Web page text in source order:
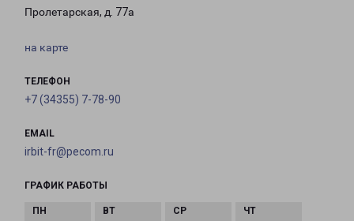
Пролетарская, д. 77а
на карте
ТЕЛЕФОН
+7 (34355) 7-78-90
EMAIL
irbit-fr@pecom.ru
ГРАФИК РАБОТЫ